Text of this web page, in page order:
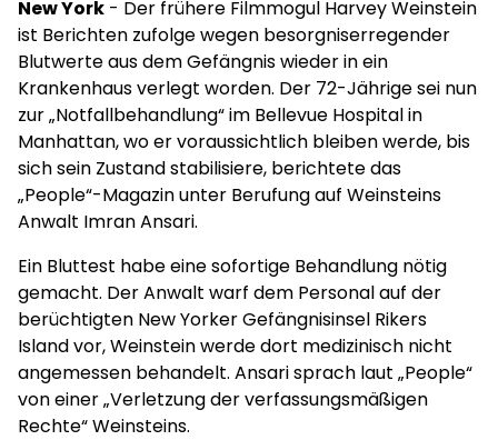
New York - Der frühere Filmmogul Harvey Weinstein
ist Berichten zufolge wegen besorgniserregender
Blutwerte aus dem Gefängnis wieder in ein
Krankenhaus verlegt worden. Der 72-Jährige sei nun
zur „Notfallbehandlung“ im Bellevue Hospital in
Manhattan, wo er voraussichtlich bleiben werde, bis
sich sein Zustand stabilisiere, berichtete das
„People“-Magazin unter Berufung auf Weinsteins
Anwalt Imran Ansari.
Ein Bluttest habe eine sofortige Behandlung nötig
gemacht. Der Anwalt warf dem Personal auf der
berüchtigten New Yorker Gefängnisinsel Rikers
Island vor, Weinstein werde dort medizinisch nicht
angemessen behandelt. Ansari sprach laut „People“
von einer „Verletzung der verfassungsmäßigen
Rechte“ Weinsteins.